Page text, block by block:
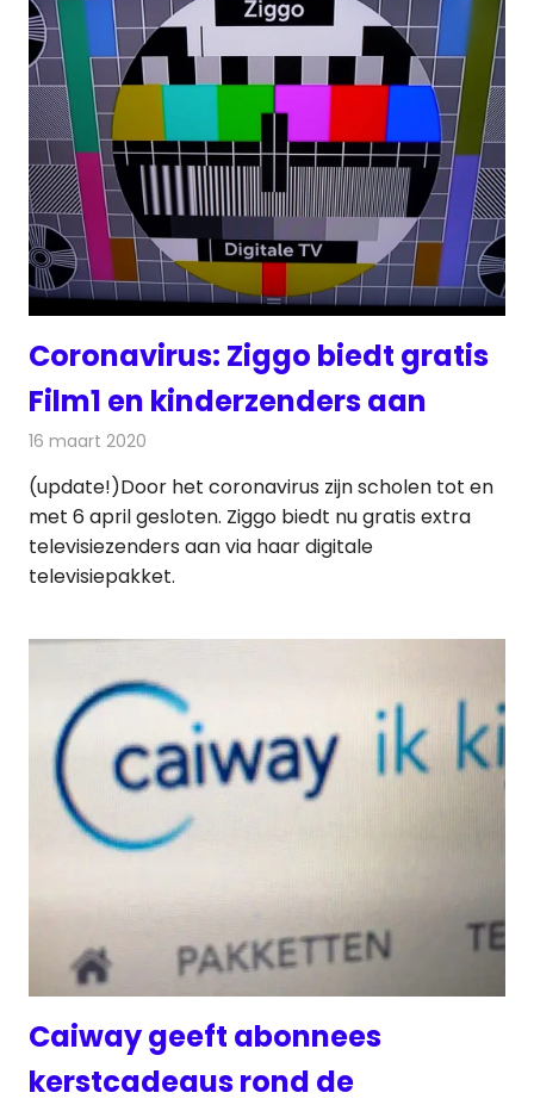
Coronavirus: Ziggo biedt gratis
Film1 en kinderzenders aan
16 maart 2020
(update!)Door het coronavirus zijn scholen tot en
met 6 april gesloten. Ziggo biedt nu gratis extra
televisiezenders aan via haar digitale
televisiepakket.
Caiway geeft abonnees
kerstcadeaus rond de